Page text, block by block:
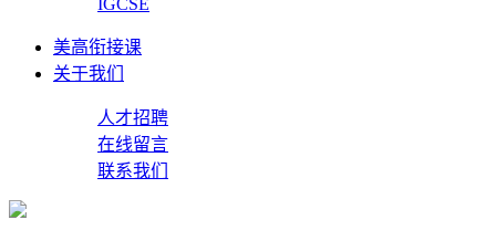
IGCSE
美高衔接课
关于我们
人才招聘
在线留言
联系我们